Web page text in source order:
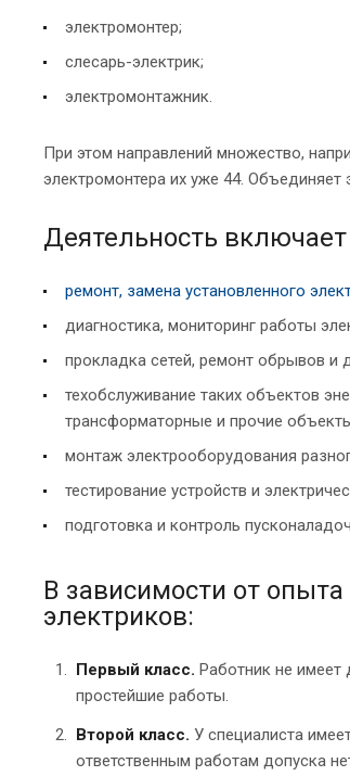
электромонтер;
слесарь-электрик;
электромонтажник.
При этом направлений множество,
электромонтера их уже 44. Объединяет
Деятельность включает
ремонт, замена установленного
диагностика, мониторинг работы
прокладка сетей, ремонт обрывов и
техобслуживание таких объектов
трансформаторные и прочие
монтаж электрооборудования
тестирование устройств и
подготовка и контроль
В зависимости от
электриков:
Первый класс. Работник не
простейшие работы.
Второй класс. У специалиста
ответственным работам допуска